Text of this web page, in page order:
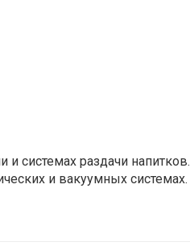
системах раздачи напитков.
и вакуумных системах.